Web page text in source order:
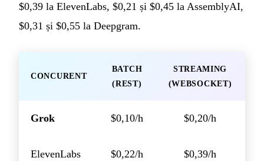
$0,39 la ElevenLabs, $0,21 și $0,45 la AssemblyAI,
$0,31 și $0,55 la Deepgram.
CONCURENT
BATCH
(REST)
STREAMING
(WEBSOCKET)
Grok $0,10/h $0,20/h
ElevenLabs $0,22/h $0,39/h